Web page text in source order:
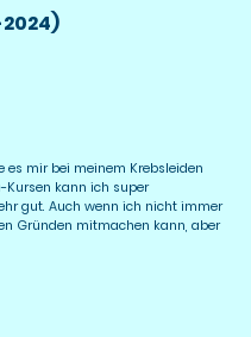
mir bei meinem Krebsleiden
Kursen kann ich super
gut. Auch wenn ich nicht immer
Gründen mitmachen kann, aber